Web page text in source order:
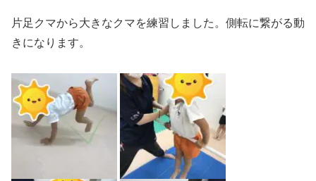
片足クマから大きなクマを練習しました。側転に繋がる動
きになります。